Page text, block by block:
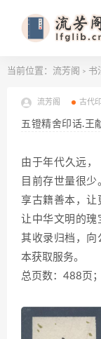
当前位置： 流芳阁 > 书
流芳阁 古代
五镫精舍印话.王
由于年代久远
目前存世量很
享古籍善本，让
让中华文明的瑰
其收录归档，向
本获取服务。
总页数：488页